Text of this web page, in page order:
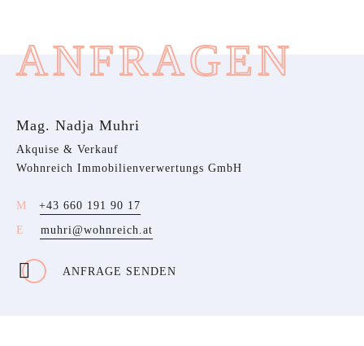
ANFRAGEN
Mag. Nadja Muhri
Akquise & Verkauf
Wohnreich Immobilienverwertungs GmbH
+43 660 191 90 17
muhri@wohnreich.at
ANFRAGE SENDEN